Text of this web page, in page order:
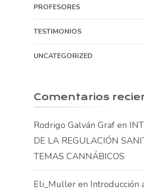
PROFESORES
TESTIMONIOS
UNCATEGORIZED
Comentarios
Rodrigo Galván Grafen
DE LA REGULACIÓN
TEMAS CANNÁBICOS
Eli_Mulleren Introducción